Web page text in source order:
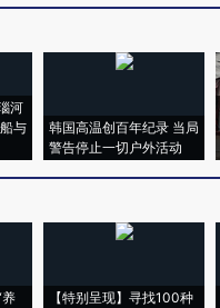
河
与
韩国高温创百年纪录 当局
警告停止一切户外活动
养
【特别呈现】寻找100种